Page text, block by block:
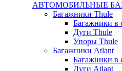
АВТОМОБИЛЬНЫЕ
Багажники Thule
Багажники в
Дуги Thule
Упоры Thule
Багажники Atlant
Багажники в
Дуги Atlant